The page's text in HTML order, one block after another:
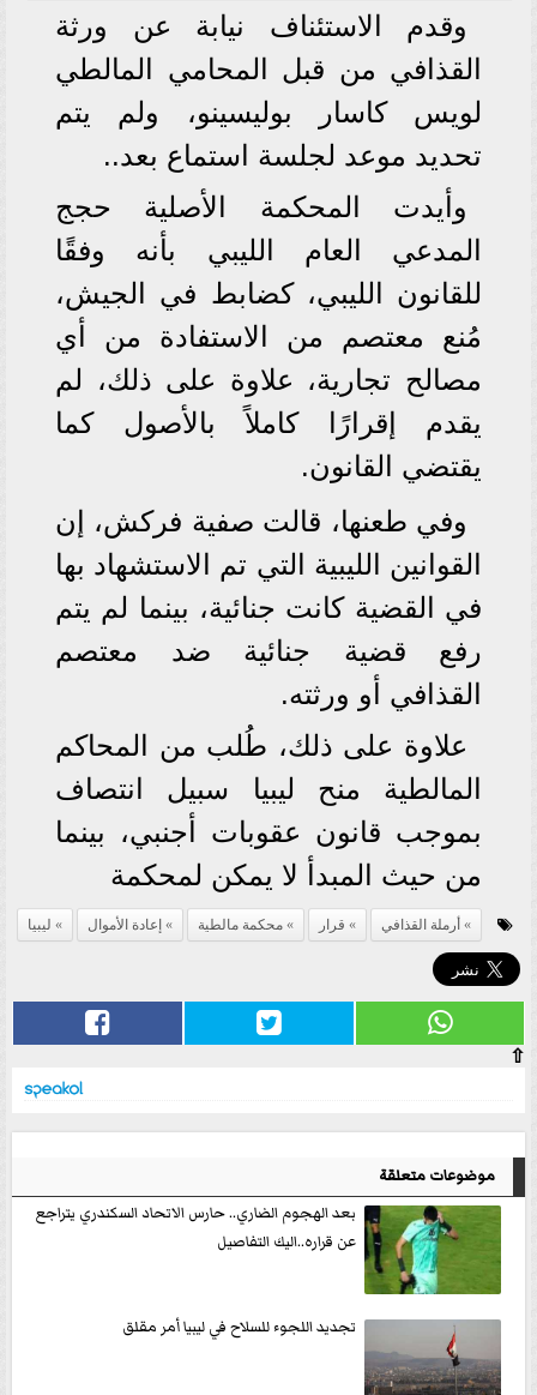
وقدم الاستئناف نيابة عن ورثة
القذافي من قبل المحامي المالطي
لويس كاسار بوليسينو، ولم يتم
تحديد موعد لجلسة استماع بعد..
وأيدت المحكمة الأصلية حجج
المدعي العام الليبي بأنه وفقًا
للقانون الليبي، كضابط في الجيش،
مُنع معتصم من الاستفادة من أي
مصالح تجارية، علاوة على ذلك، لم
يقدم إقرارًا كاملاً بالأصول كما
يقتضي القانون.
وفي طعنها، قالت صفية فركش، إن
القوانين الليبية التي تم الاستشهاد بها
في القضية كانت جنائية، بينما لم يتم
رفع قضية جنائية ضد معتصم
القذافي أو ورثته.
علاوة على ذلك، طُلب من المحاكم
المالطية منح ليبيا سبيل انتصاف
بموجب قانون عقوبات أجنبي، بينما
من حيث المبدأ لا يمكن لمحكمة
أرملة القذافي قرار محكمة مالطية إعادة الأموال ليبيا
⇧
موضوعات متعلقة
بعد الهجوم الضاري.. حارس الاتحاد السكندري يتراجع
عن قراره..اليك التفاصيل
تجديد اللجوء للسلاح في ليبيا أمر مقلق